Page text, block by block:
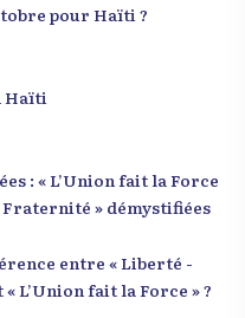
pour Haïti ?
Haïti
: « L’Union fait la Force
» démystifiées
entre « Liberté -
L’Union fait la Force » ?